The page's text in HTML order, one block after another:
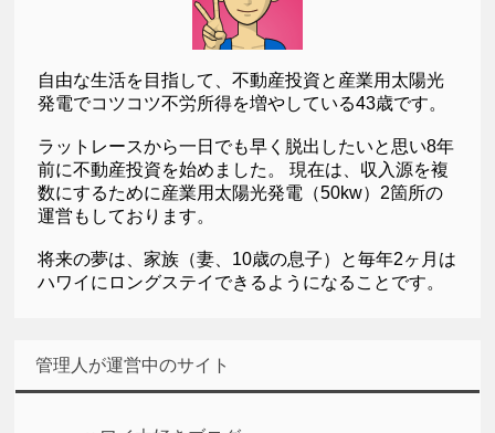
自由な生活を目指して、不動産投資と産業用太陽光
発電でコツコツ不労所得を増やしている43歳です。
ラットレースから一日でも早く脱出したいと思い8年
前に不動産投資を始めました。 現在は、収入源を複
数にするために産業用太陽光発電（50kw）2箇所の
運営もしております。
将来の夢は、家族（妻、10歳の息子）と毎年2ヶ月は
ハワイにロングステイできるようになることです。
管理人が運営中のサイト